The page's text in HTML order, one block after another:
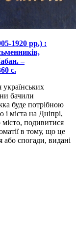
1920 рр.) :
–
с.
українських
бачили
буде потрібною
і міста на Дніпрі,
місто, подивитися
в тому, що це
або спогади, видані